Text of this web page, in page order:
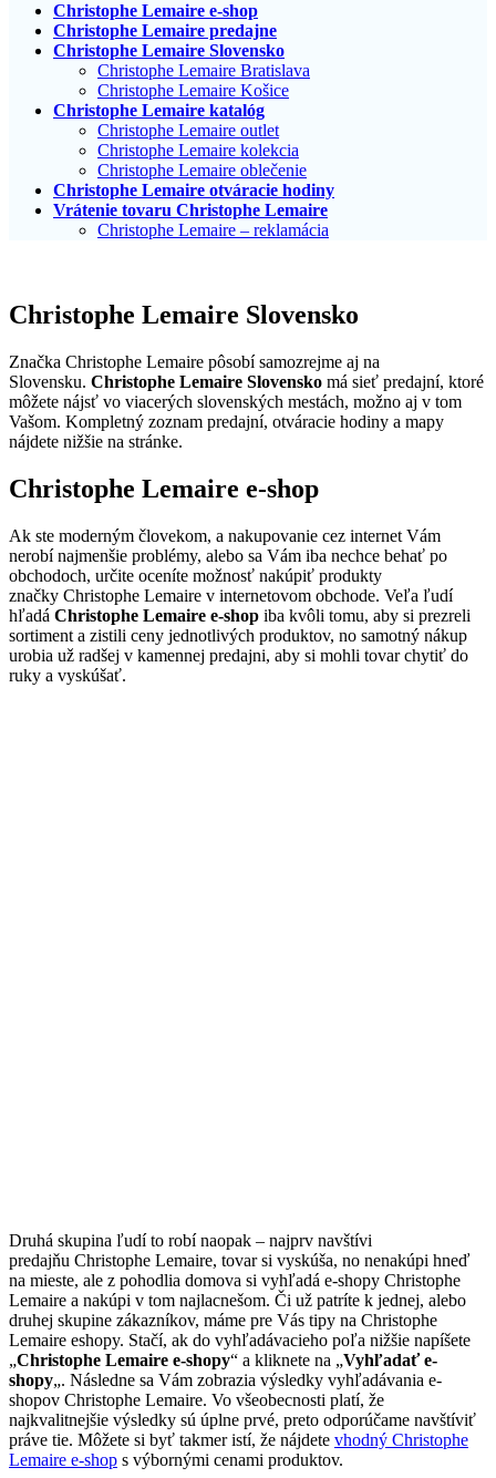
Christophe Lemaire e-shop
Christophe Lemaire predajne
Christophe Lemaire Slovensko
Christophe Lemaire Bratislava
Christophe Lemaire Košice
Christophe Lemaire katalóg
Christophe Lemaire outlet
Christophe Lemaire kolekcia
Christophe Lemaire oblečenie
Christophe Lemaire otváracie hodiny
Vrátenie tovaru Christophe Lemaire
Christophe Lemaire – reklamácia
Christophe Lemaire Slovensko
Značka Christophe Lemaire pôsobí samozrejme aj na
Slovensku. Christophe Lemaire Slovensko má sieť predajní, ktoré
môžete nájsť vo viacerých slovenských mestách, možno aj v tom
Vašom. Kompletný zoznam predajní, otváracie hodiny a mapy
nájdete nižšie na stránke.
Christophe Lemaire e-shop
Ak ste moderným človekom, a nakupovanie cez internet Vám
nerobí najmenšie problémy, alebo sa Vám iba nechce behať po
obchodoch, určite oceníte možnosť nakúpiť produkty
značky Christophe Lemaire v internetovom obchode. Veľa ľudí
hľadá Christophe Lemaire e-shop iba kvôli tomu, aby si prezreli
sortiment a zistili ceny jednotlivých produktov, no samotný nákup
urobia už radšej v kamennej predajni, aby si mohli tovar chytiť do
ruky a vyskúšať.
Druhá skupina ľudí to robí naopak – najprv navštívi
predajňu Christophe Lemaire, tovar si vyskúša, no nenakúpi hneď
na mieste, ale z pohodlia domova si vyhľadá e-shopy Christophe
Lemaire a nakúpi v tom najlacnešom. Či už patríte k jednej, alebo
druhej skupine zákazníkov, máme pre Vás tipy na Christophe
Lemaire eshopy. Stačí, ak do vyhľadávacieho poľa nižšie napíšete
„Christophe Lemaire e-shopy“ a kliknete na „Vyhľadať e-
shopy„. Následne sa Vám zobrazia výsledky vyhľadávania e-
shopov Christophe Lemaire. Vo všeobecnosti platí, že
najkvalitnejšie výsledky sú úplne prvé, preto odporúčame navštíviť
práve tie. Môžete si byť takmer istí, že nájdete vhodný Christophe
Lemaire e-shop s výbornými cenami produktov.